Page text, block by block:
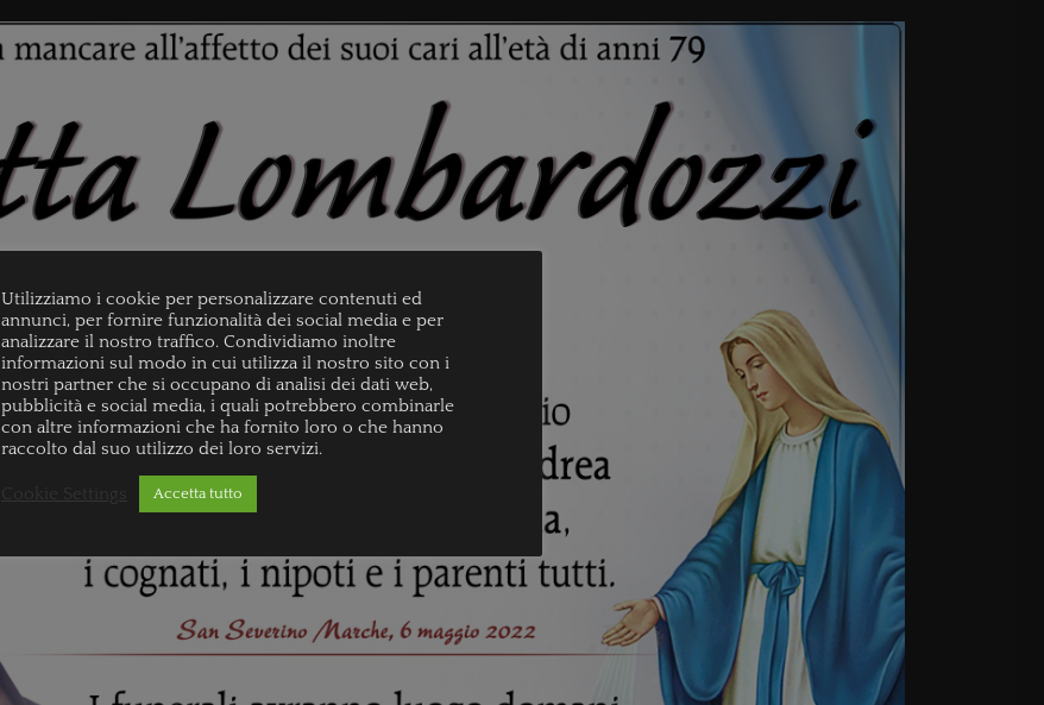
Utilizziamo i cookie per personalizzare contenuti ed
annunci, per fornire funzionalità dei social media e per
analizzare il nostro traffico. Condividiamo inoltre
informazioni sul modo in cui utilizza il nostro sito con i
nostri partner che si occupano di analisi dei dati web,
pubblicità e social media, i quali potrebbero combinarle
con altre informazioni che ha fornito loro o che hanno
raccolto dal suo utilizzo dei loro servizi.
Accetta tutto